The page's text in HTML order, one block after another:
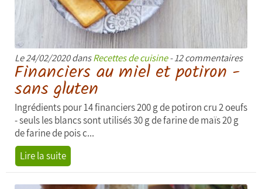
Le 24/02/2020 dansRecettes de cuisine- 12 commentaires
Financiers au miel et potiron -
sans gluten
Ingrédients pour 14 financiers 200 g de potiron cru 2 oeufs
- seuls les blancs sont utilisés 30 g de farine de maïs 20 g
de farine de pois c...
Lire la suite